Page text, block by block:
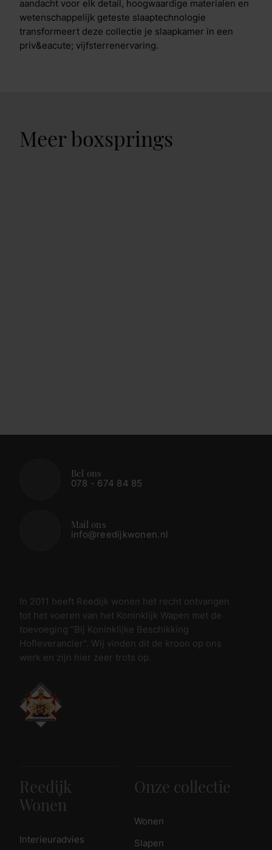
aandacht voor elk detail, hoogwaardige materialen en
wetenschappelijk geteste slaaptechnologie
transformeert deze collectie je slaapkamer in een
priv&eacute; vijfsterrenervaring.
Meer boxsprings
Bel ons
078 - 674 84 85
Mail ons
info@reedijkwonen.nl
In 2011 heeft Reedijk wonen het recht ontvangen
tot het voeren van het Koninklijk Wapen met de
toevoeging “Bij Koninklijke Beschikking
Hofleverancier”. Wij vinden dit de kroon op ons
werk en zijn hier zeer trots op.
Reedijk
Wonen
Interieuradvies
Onze collectie
Wonen
Slapen